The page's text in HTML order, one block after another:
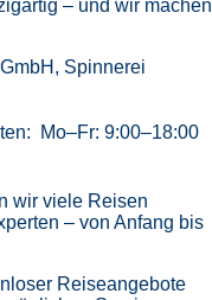
– und wir machen
Spinnerei
Mo–Fr: 9:00–18:00
wir viele Reisen
– von Anfang bis
Reiseangebote